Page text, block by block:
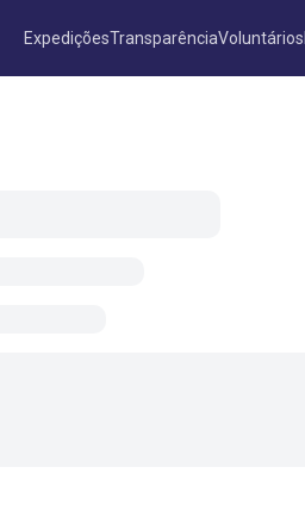
ExpediçõesTransparênciaVoluntários